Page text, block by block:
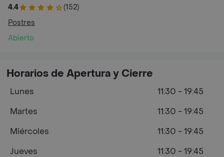
4.4
(152)
Postres
Abierto
Horarios de Apertura y Cierre
Lunes
11:30 - 19:45
Martes
11:30 - 19:45
Miércoles
11:30 - 19:45
Jueves
11:30 - 19:45